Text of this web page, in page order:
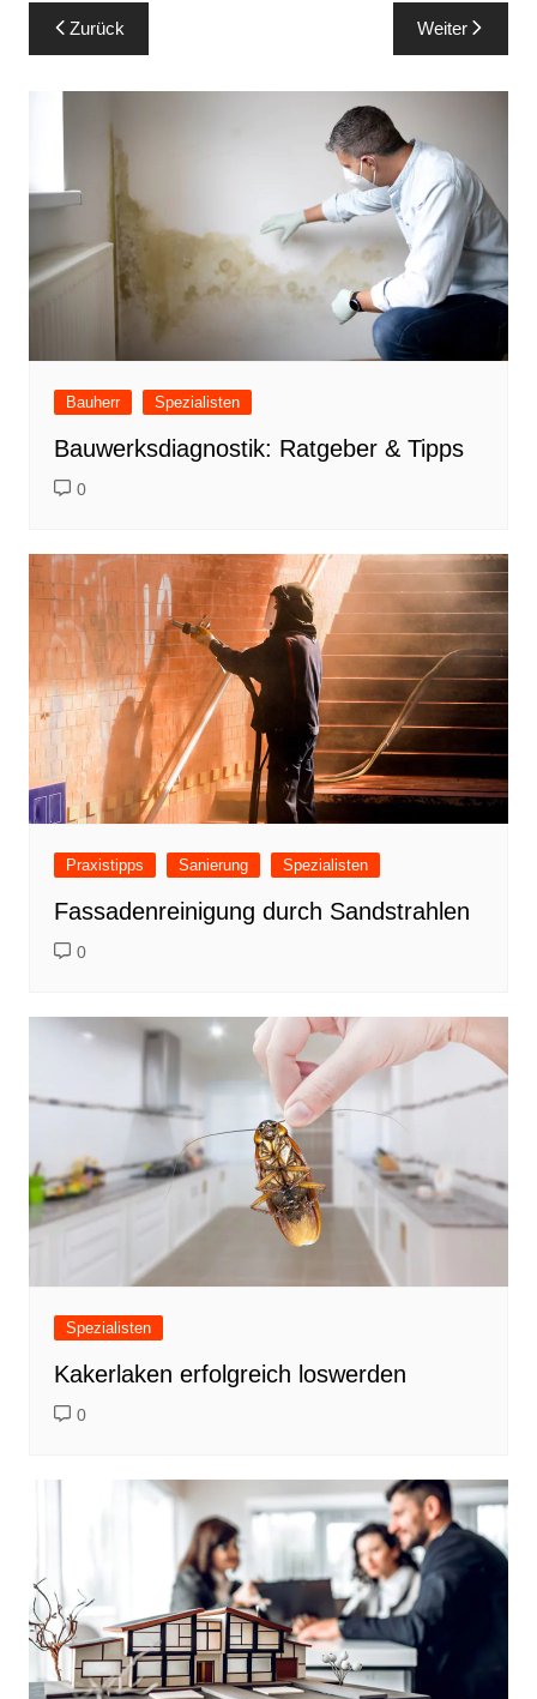
Beitragsnavigation
Zurück Weiter
Bauherr Spezialisten
Bauwerksdiagnostik: Ratgeber & Tipps
0
Praxistipps Sanierung Spezialisten
Fassadenreinigung durch Sandstrahlen
0
Spezialisten
Kakerlaken erfolgreich loswerden
0